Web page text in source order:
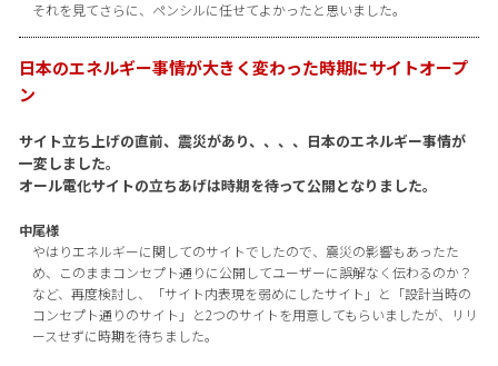
それを見てさらに、ペンシルに任せてよかったと思いました。
日本のエネルギー事情が大きく変わった時期にサイトオープ
ン
サイト立ち上げの直前、震災があり、、、、日本のエネルギー事情が
一変しました。
オール電化サイトの立ちあげは時期を待って公開となりました。
中尾様
やはりエネルギーに関してのサイトでしたので、震災の影響もあったた
め、このままコンセプト通りに公開してユーザーに誤解なく伝わるのか？
など、再度検討し、「サイト内表現を弱めにしたサイト」と「設計当時の
コンセプト通りのサイト」と2つのサイトを用意してもらいましたが、リリ
ースせずに時期を待ちました。